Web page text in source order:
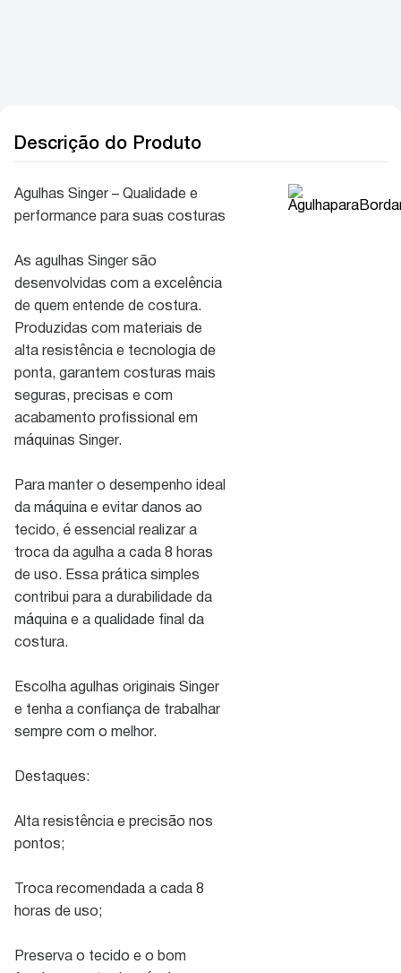
Descrição do Produto
Agulhas Singer – Qualidade e
performance para suas costuras
As agulhas Singer são
desenvolvidas com a excelência
de quem entende de costura.
Produzidas com materiais de
alta resistência e tecnologia de
ponta, garantem costuras mais
seguras, precisas e com
acabamento profissional em
máquinas Singer.
Para manter o desempenho ideal
da máquina e evitar danos ao
tecido, é essencial realizar a
troca da agulha a cada 8 horas
de uso. Essa prática simples
contribui para a durabilidade da
máquina e a qualidade final da
costura.
Escolha agulhas originais Singer
e tenha a confiança de trabalhar
sempre com o melhor.
Destaques:
Alta resistência e precisão nos
pontos;
Troca recomendada a cada 8
horas de uso;
Preserva o tecido e o bom